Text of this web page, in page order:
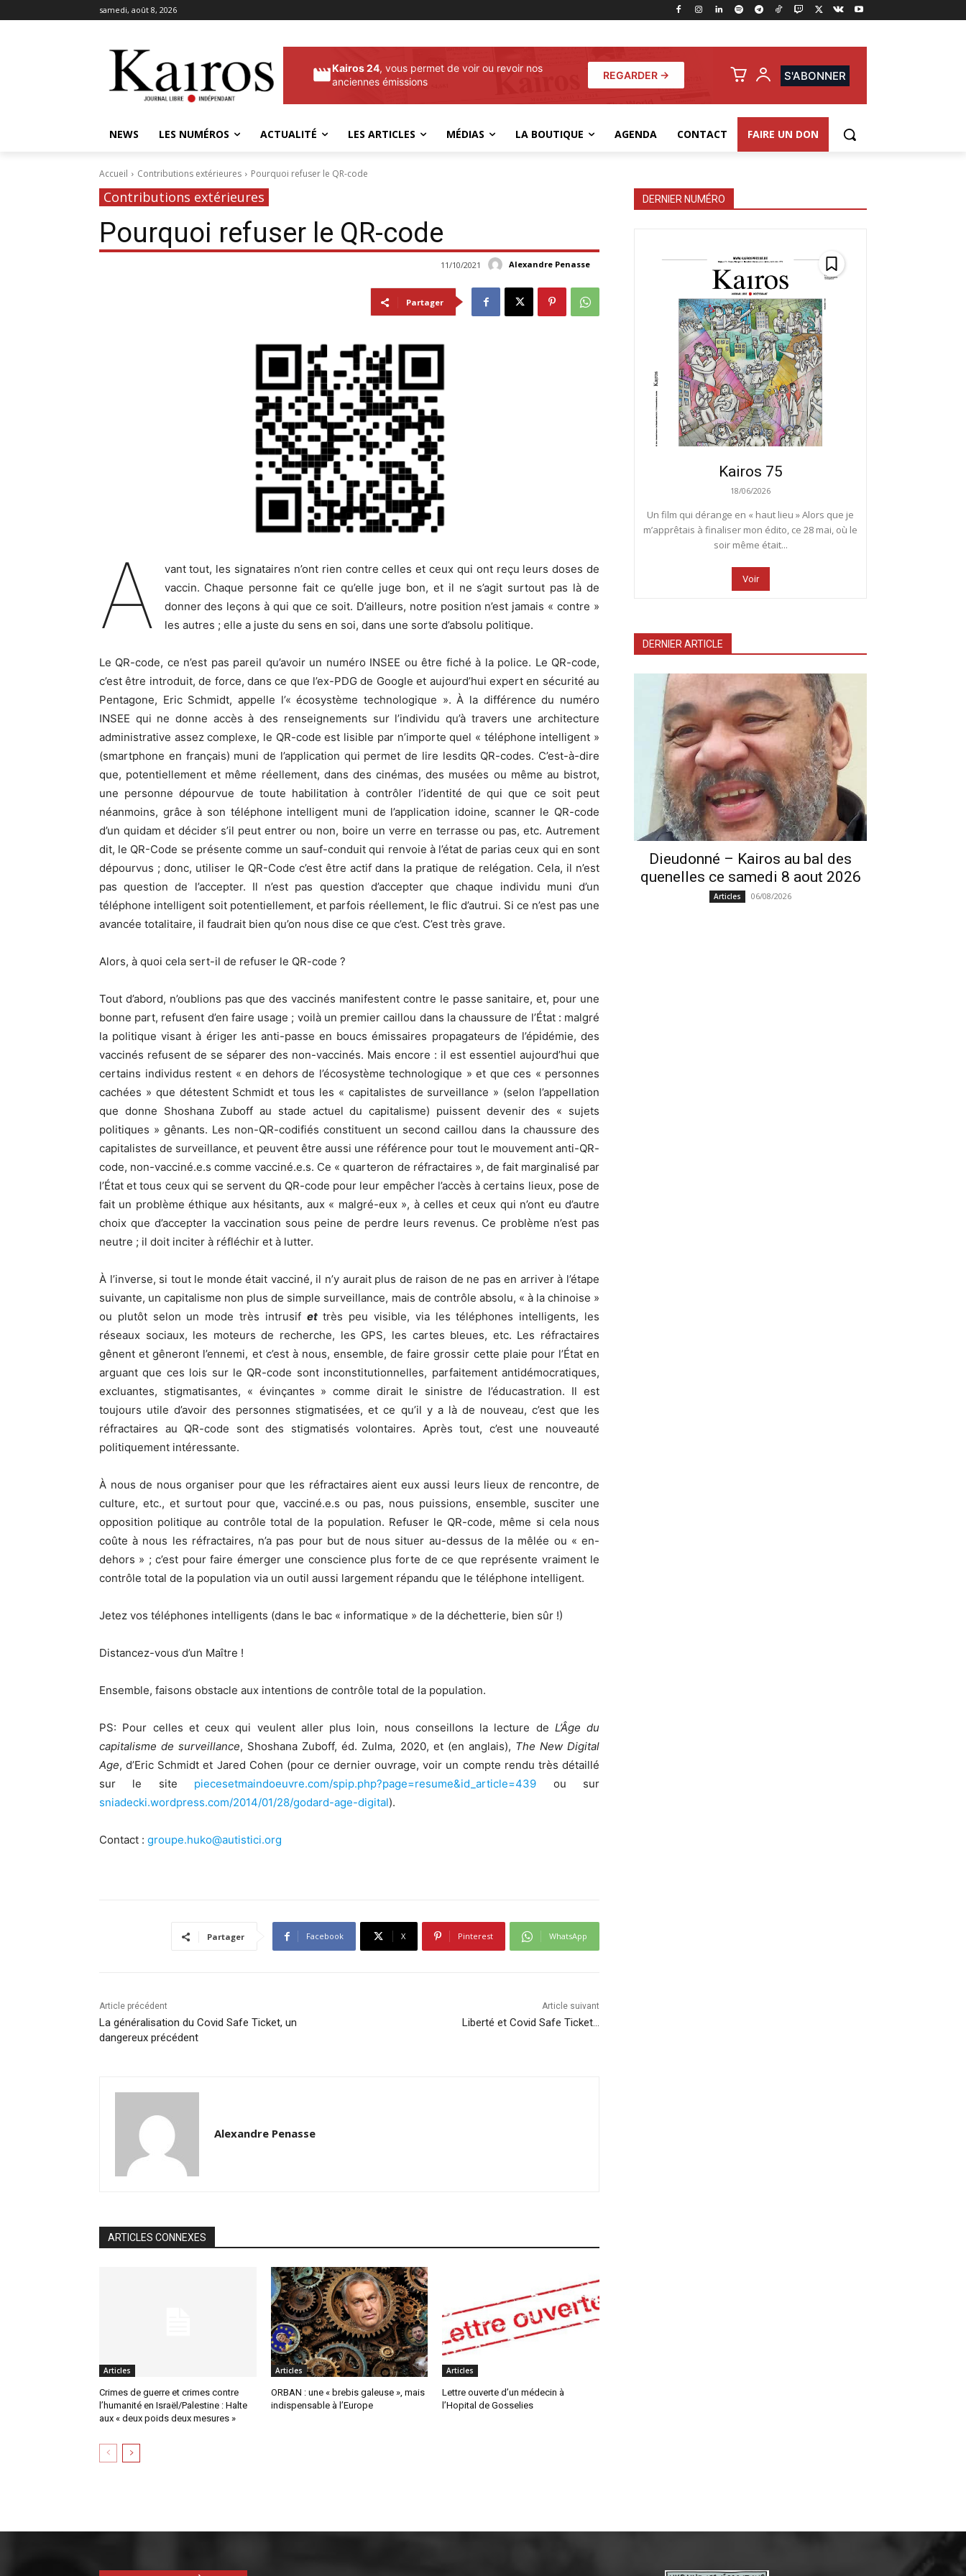
samedi, août 8, 2026
Kairos 24, vous permet de voir ou revoir nos
anciennes émissions
REGARDER → S'ABONNER
NEWS LES NUMÉROS ACTUALITÉ LES ARTICLES MÉDIAS LA BOUTIQUE AGENDA CONTACT FAIRE UN DON
Accueil Contributions extérieures Pourquoi refuser le QR-code
Contributions extérieures
Pourquoi refuser le QR-code
Alexandre Penasse
11/10/2021
Partager
A
vant tout, les signataires n’ont rien contre celles et ceux qui ont reçu leurs doses de
vaccin. Chaque personne fait ce qu’elle juge bon, et il ne s’agit surtout pas là de
donner des leçons à qui que ce soit. D’ailleurs, notre position n’est jamais « contre »
les autres ; elle a juste du sens en soi, dans une sorte d’absolu politique.
Le QR-code, ce n’est pas pareil qu’avoir un numéro INSEE ou être fiché à la police. Le QR-code,
c’est être introduit, de force, dans ce que l’ex-PDG de Google et aujourd’hui expert en sécurité au
Pentagone, Eric Schmidt, appelle l’« écosystème technologique ». À la différence du numéro
INSEE qui ne donne accès à des renseignements sur l’individu qu’à travers une architecture
administrative assez complexe, le QR-code est lisible par n’importe quel « téléphone intelligent »
(smartphone en français) muni de l’application qui permet de lire lesdits QR-codes. C’est-à-dire
que, potentiellement et même réellement, dans des cinémas, des musées ou même au bistrot,
une personne dépourvue de toute habilitation à contrôler l’identité de qui que ce soit peut
néanmoins, grâce à son téléphone intelligent muni de l’application idoine, scanner le QR-code
d’un quidam et décider s’il peut entrer ou non, boire un verre en terrasse ou pas, etc. Autrement
dit, le QR-Code se présente comme un sauf-conduit qui renvoie à l’état de parias ceux qui en sont
dépourvus ; donc, utiliser le QR-Code c’est être actif dans la pratique de relégation. Cela, il n’est
pas question de l’accepter. Il n’est pas question d’accepter que chaque individu muni d’un
téléphone intelligent soit potentiellement, et parfois réellement, le flic d’autrui. Si ce n’est pas une
avancée totalitaire, il faudrait bien qu’on nous dise ce que c’est. C’est très grave.
Alors, à quoi cela sert-il de refuser le QR-code ?
Tout d’abord, n’oublions pas que des vaccinés manifestent contre le passe sanitaire, et, pour une
bonne part, refusent d’en faire usage ; voilà un premier caillou dans la chaussure de l’État : malgré
la politique visant à ériger les anti-passe en boucs émissaires propagateurs de l’épidémie, des
vaccinés refusent de se séparer des non-vaccinés. Mais encore : il est essentiel aujourd’hui que
certains individus restent « en dehors de l’écosystème technologique » et que ces « personnes
cachées » que détestent Schmidt et tous les « capitalistes de surveillance » (selon l’appellation
que donne Shoshana Zuboff au stade actuel du capitalisme) puissent devenir des « sujets
politiques » gênants. Les non-QR-codifiés constituent un second caillou dans la chaussure des
capitalistes de surveillance, et peuvent être aussi une référence pour tout le mouvement anti-QR-
code, non-vacciné.e.s comme vacciné.e.s. Ce « quarteron de réfractaires », de fait marginalisé par
l’État et tous ceux qui se servent du QR-code pour leur empêcher l’accès à certains lieux, pose de
fait un problème éthique aux hésitants, aux « malgré-eux », à celles et ceux qui n’ont eu d’autre
choix que d’accepter la vaccination sous peine de perdre leurs revenus. Ce problème n’est pas
neutre ; il doit inciter à réfléchir et à lutter.
À l’inverse, si tout le monde était vacciné, il n’y aurait plus de raison de ne pas en arriver à l’étape
suivante, un capitalisme non plus de simple surveillance, mais de contrôle absolu, « à la chinoise »
ou plutôt selon un mode très intrusif ettrès peu visible, via les téléphones intelligents, les
réseaux sociaux, les moteurs de recherche, les GPS, les cartes bleues, etc. Les réfractaires
gênent et gêneront l’ennemi, et c’est à nous, ensemble, de faire grossir cette plaie pour l’État en
arguant que ces lois sur le QR-code sont inconstitutionnelles, parfaitement antidémocratiques,
excluantes, stigmatisantes, « évinçantes » comme dirait le sinistre de l’éducastration. Il est
toujours utile d’avoir des personnes stigmatisées, et ce qu’il y a là de nouveau, c’est que les
réfractaires au QR-code sont des stigmatisés volontaires. Après tout, c’est une nouveauté
politiquement intéressante.
À nous de nous organiser pour que les réfractaires aient eux aussi leurs lieux de rencontre, de
culture, etc., et surtout pour que, vacciné.e.s ou pas, nous puissions, ensemble, susciter une
opposition politique au contrôle total de la population. Refuser le QR-code, même si cela nous
coûte à nous les réfractaires, n’a pas pour but de nous situer au-dessus de la mêlée ou « en-
dehors » ; c’est pour faire émerger une conscience plus forte de ce que représente vraiment le
contrôle total de la population via un outil aussi largement répandu que le téléphone intelligent.
Jetez vos téléphones intelligents (dans le bac « informatique » de la déchetterie, bien sûr !)
Distancez-vous d’un Maître !
Ensemble, faisons obstacle aux intentions de contrôle total de la population.
PS: Pour celles et ceux qui veulent aller plus loin, nous conseillons la lecture de L’Âge du
capitalisme de surveillance, Shoshana Zuboff, éd. Zulma, 2020, et (en anglais), The New Digital
Age, d’Eric Schmidt et Jared Cohen (pour ce dernier ouvrage, voir un compte rendu très détaillé
sur le site piecesetmaindoeuvre.com/spip.php?page=resume&id_article=439 ou sur
sniadecki.wordpress.com/2014/01/28/godard-age-digital).
Contact : groupe.huko@autistici.org
Partager Facebook X Pinterest WhatsApp
Article précédent
La généralisation du Covid Safe Ticket, un
dangereux précédent
Article suivant
Liberté et Covid Safe Ticket…
Alexandre Penasse
ARTICLES CONNEXES
Articles
Crimes de guerre et crimes contre
l’humanité en Israël/Palestine : Halte
aux « deux poids deux mesures »
Articles
ORBAN : une « brebis galeuse », mais
indispensable à l’Europe
Articles
Lettre ouverte d’un médecin à
l’Hopital de Gosselies
DERNIER NUMÉRO
Kairos 75
18/06/2026
Un film qui dérange en « haut lieu » Alors que je
m’apprêtais à finaliser mon édito, ce 28 mai, où le
soir même était...
Voir
DERNIER ARTICLE
Dieudonné – Kairos au bal des
quenelles ce samedi 8 aout 2026
Articles 06/08/2026